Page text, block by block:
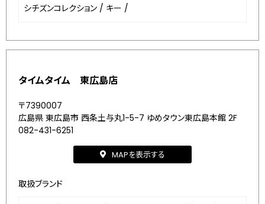
シチズンコレクション / キー /
タイムタイム 東広島店
〒7390007
広島県 東広島市 西条土与丸1-5-7 ゆめタウン東広島本館 2F
082-431-6251
MAPを表示する
取扱ブランド